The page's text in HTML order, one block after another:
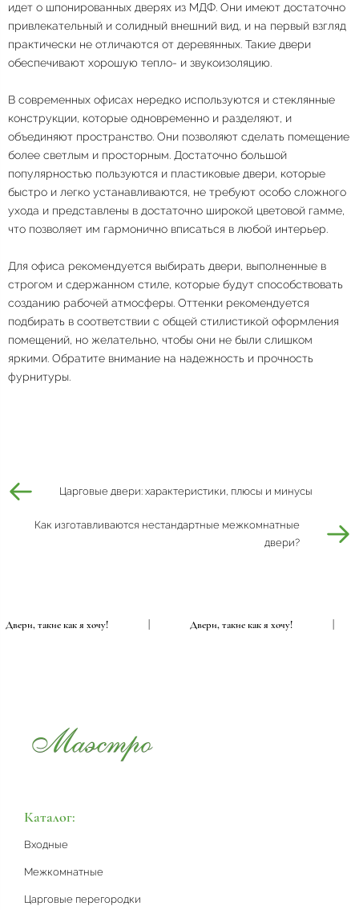
идет о шпонированных дверях из МДФ. Они имеют достаточно
привлекательный и солидный внешний вид, и на первый взгляд
практически не отличаются от деревянных. Такие двери
обеспечивают хорошую тепло- и звукоизоляцию.
В современных офисах нередко используются и стеклянные
конструкции, которые одновременно и разделяют, и
объединяют пространство. Они позволяют сделать помещение
более светлым и просторным. Достаточно большой
популярностью пользуются и пластиковые двери, которые
быстро и легко устанавливаются, не требуют особо сложного
ухода и представлены в достаточно широкой цветовой гамме,
что позволяет им гармонично вписаться в любой интерьер.
Для офиса рекомендуется выбирать двери, выполненные в
строгом и сдержанном стиле, которые будут способствовать
созданию рабочей атмосферы. Оттенки рекомендуется
подбирать в соответствии с общей стилистикой оформления
помещений, но желательно, чтобы они не были слишком
яркими. Обратите внимание на надежность и прочность
фурнитуры.
Царговые двери: характеристики, плюсы и минусы
Как изготавливаются нестандартные межкомнатные
двери?
Двери, такие как я хочу! Двери, такие как я хочу!
Каталог:
Входные
Межкомнатные
Царговые перегородки